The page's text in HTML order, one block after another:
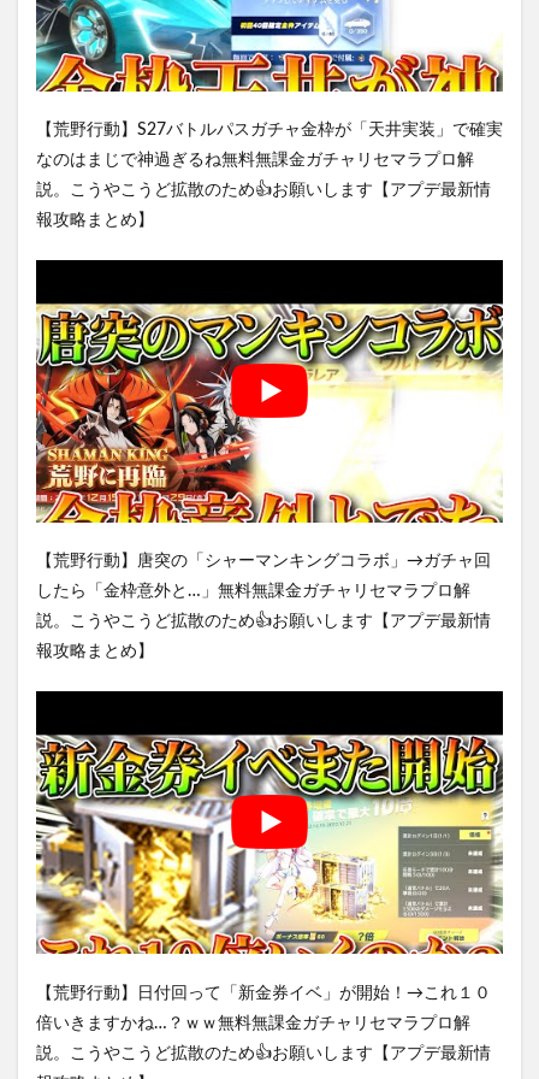
【荒野行動】S27バトルパスガチャ金枠が「天井実装」で確実
なのはまじで神過ぎるね無料無課金ガチャリセマラプロ解
説。こうやこうど拡散のため👍お願いします【アプデ最新情
報攻略まとめ】
【荒野行動】唐突の「シャーマンキングコラボ」→ガチャ回
したら「金枠意外と…」無料無課金ガチャリセマラプロ解
説。こうやこうど拡散のため👍お願いします【アプデ最新情
報攻略まとめ】
【荒野行動】日付回って「新金券イベ」が開始！→これ１０
倍いきますかね…？ｗｗ無料無課金ガチャリセマラプロ解
説。こうやこうど拡散のため👍お願いします【アプデ最新情